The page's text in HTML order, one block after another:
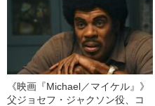
《映画『Michael／マイケル』》
父ジョセフ・ジャクソン役、コ